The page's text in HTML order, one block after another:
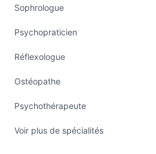
Sophrologue
Psychopraticien
Réflexologue
Ostéopathe
Psychothérapeute
Voir plus de spécialités